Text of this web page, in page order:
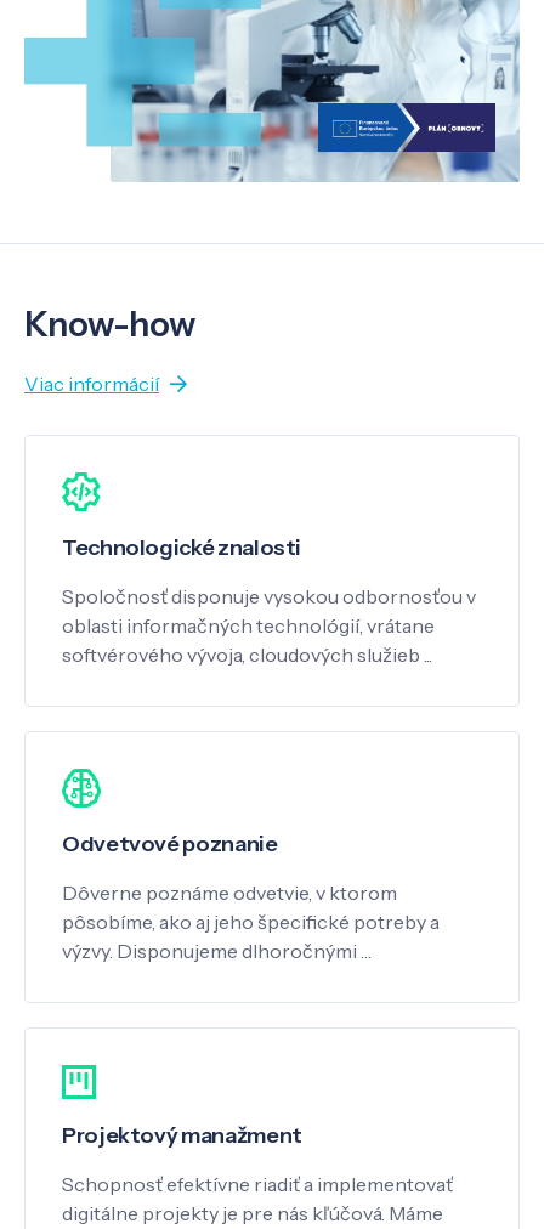
Know-how
Viac informácií
Technologické znalosti
Spoločnosť disponuje vysokou odbornosťou v
oblasti informačných technológií, vrátane
softvérového vývoja, cloudových služieb ...
Odvetvové poznanie
Dôverne poznáme odvetvie, v ktorom
pôsobíme, ako aj jeho špecifické potreby a
výzvy. Disponujeme dlhoročnými …
Projektový manažment
Schopnosť efektívne riadiť a implementovať
digitálne projekty je pre nás kľúčová. Máme